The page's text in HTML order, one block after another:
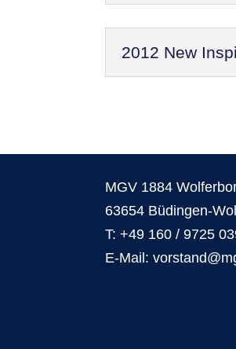
2012 New
MGV 1884
63654 Büdingen-
T: +49 160 / 9725
E-Mail: